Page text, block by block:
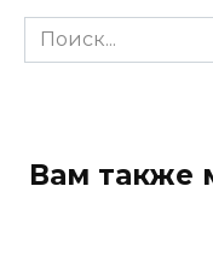
Search
for:
Вам также